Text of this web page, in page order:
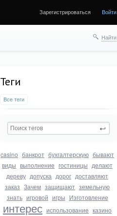
Зарегистрироваться Войти
Найти
Теги
Все теги
casino банкрот бухгалтерскую бывают
виды выполнение гостиницы делают
дереву допуска дорог доставляют
заказ Зачем защищают земельную
знать игровой игры Изготовление
интерес использование казино